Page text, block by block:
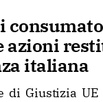
azioni
italiana
di Giustizia